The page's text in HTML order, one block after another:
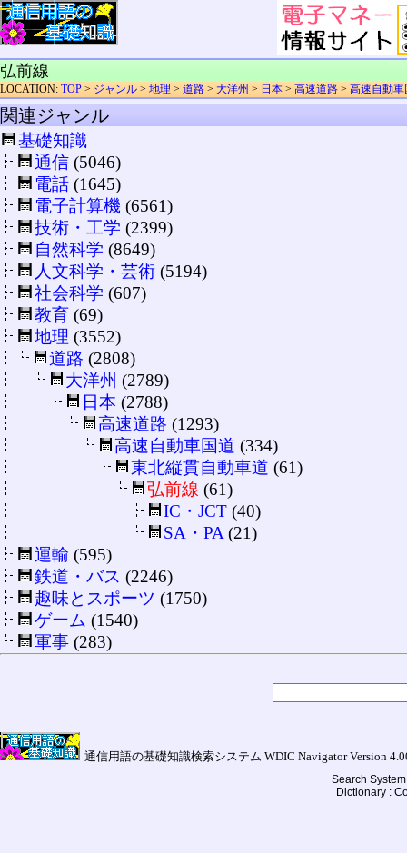
弘前線
LOCATION: TOP > ジャンル > 地理 > 道路 > 大洋州 > 日本 > 高速道路 > 高速自動車
関連ジャンル
基礎知識
通信 (5046)
電話 (1645)
電子計算機 (6561)
技術・工学 (2399)
自然科学 (8649)
人文科学・芸術 (5194)
社会科学 (607)
教育 (69)
地理 (3552)
道路 (2808)
大洋州 (2789)
日本 (2788)
高速道路 (1293)
高速自動車国道 (334)
東北縦貫自動車道 (61)
弘前線 (61)
IC・JCT (40)
SA・PA (21)
運輸 (595)
鉄道・バス (2246)
趣味とスポーツ (1750)
ゲーム (1540)
軍事 (283)
通信用語の基礎知識検索システム WDIC Navigator Version
Search
Dictionary :